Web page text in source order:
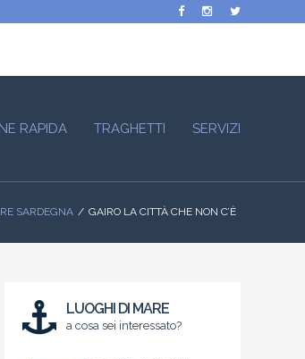
RAPIDA TRAGHETTI SERVIZI
SARDEGNA GAIRO LA CITTÀ CHE NON C’È
LUOGHI DI MARE
a cosa sei interessato?